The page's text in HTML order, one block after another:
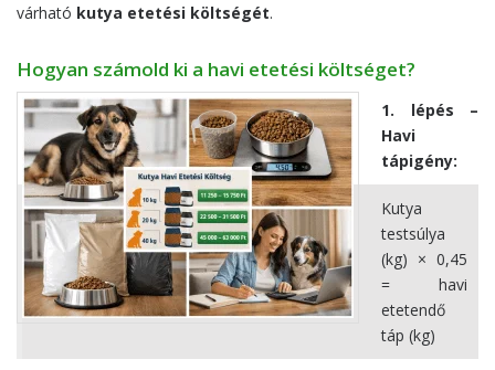
várható kutya etetési költségét.
Hogyan számold ki a havi etetési költséget?
1. lépés –
Havi
tápigény:
Kutya
testsúlya
(kg) × 0,45
= havi
etetendő
táp (kg)